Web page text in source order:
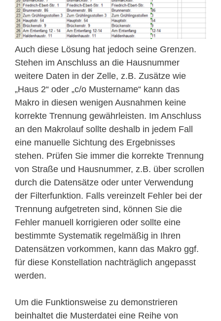
Auch diese Lösung hat jedoch seine Grenzen.
Stehen im Anschluss an die Hausnummer
weitere Daten in der Zelle, z.B. Zusätze wie
„Haus 2“ oder „c/o Mustername“ kann das
Makro in diesen wenigen Ausnahmen keine
korrekte Trennung gewährleisten. Im Anschluss
an den Makrolauf sollte deshalb in jedem Fall
eine manuelle Sichtung des Ergebnisses
stehen. Prüfen Sie immer die korrekte Trennung
von Straße und Hausnummer, z.B. über scrollen
durch die Datensätze oder unter Verwendung
der Filterfunktion. Falls vereinzelt Fehler bei der
Trennung aufgetreten sind, können Sie die
Fehler manuell korrigieren oder sollte eine
bestimmte Systematik regelmäßig in Ihren
Datensätzen vorkommen, kann das Makro ggf.
für diese Konstellation nachträglich angepasst
werden.
Um die Funktionsweise zu demonstrieren
beinhaltet die Musterdatei eine Reihe von